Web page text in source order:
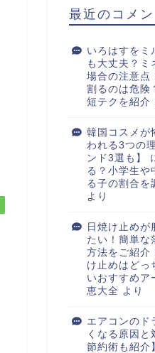
最近のコメン
いろはすをミ
も大丈夫？ミ
場合の注意点
割るのは危険
短テクを紹介
韓国コスメが
われる3つの
ンド3選も】
る？小学生や
る子の割合を
より
日焼け止めが
たい！簡単な
方法をご紹介
け止めはどっ
いおすすめア
恵大全 より
エアコンのド
くなる原因と
節約術も紹介